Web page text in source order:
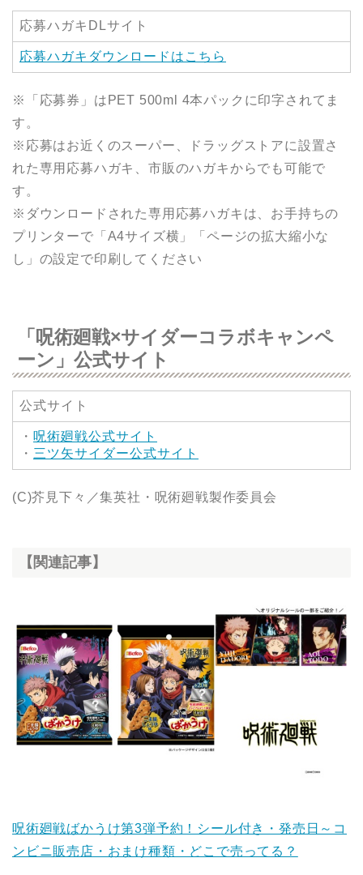
応募ハガキDLサイト
応募ハガキダウンロードはこちら
※「応募券」はPET 500ml 4本パックに印字されてま
す。
※応募はお近くのスーパー、ドラッグストアに設置さ
れた専用応募ハガキ、市販のハガキからでも可能で
す。
※ダウンロードされた専用応募ハガキは、お手持ちの
プリンターで「A4サイズ横」「ページの拡大縮小な
し」の設定で印刷してください
「呪術廻戦×サイダーコラボキャンペ
ーン」公式サイト
公式サイト
・ 呪術廻戦公式サイト
・ 三ツ矢サイダー公式サイト
(C)芥見下々／集英社・呪術廻戦製作委員会
【関連記事】
呪術廻戦ばかうけ第3弾予約！シール付き・発売日～コ
ンビニ販売店・おまけ種類・どこで売ってる？